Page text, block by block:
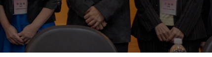
Graduate Institute of Patent